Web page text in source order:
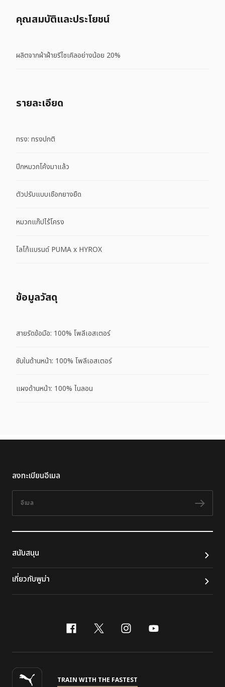
คุณสมบัติและประโยชน์
ผลิตจากผ้าฝ้ายรีไซเคิลอย่างน้อย 20%
รายละเอียด
ทรง: ทรงปกติ
ปีกหมวกโค้งมาแล้ว
ตัวปรับแบบเชือกยางยืด
หมวกแก๊ปไร้โครง
โลโก้แบรนด์ PUMA x HYROX
ข้อมูลวัสดุ
สายรัดข้อมือ: 100% โพลีเอสเตอร์
ซับในด้านหน้า: 100% โพลีเอสเตอร์
แผงด้านหน้า: 100% ไนลอน
ลงทะเบียนอีเมล
ติดต
สนับสนุน
เกี่ยวกับพูม่า
facebook
x-twitter
instagram
youtube
TRAIN WITH THE FASTEST